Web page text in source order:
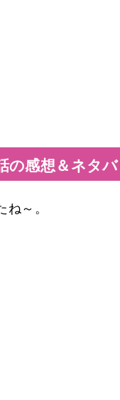
の感想＆ネタ
～。